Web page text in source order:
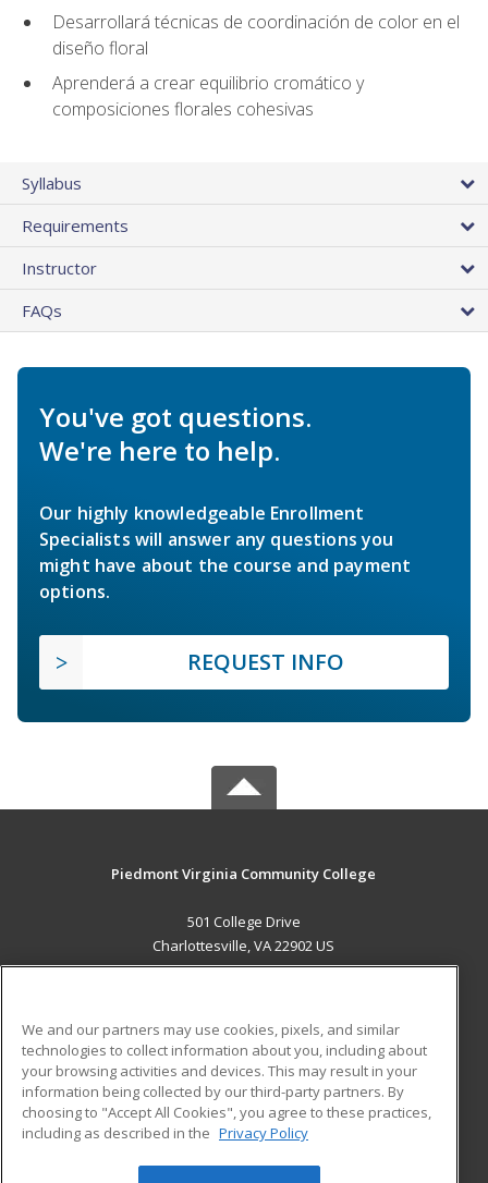
Desarrollará técnicas de coordinación de color en el
diseño floral
Aprenderá a crear equilibrio cromático y
composiciones florales cohesivas
Syllabus
Requirements
Instructor
FAQs
You've got questions.
We're here to help.
Our highly knowledgeable Enrollment
Specialists will answer any questions you
might have about the course and payment
options.
REQUEST INFO
Piedmont Virginia Community College
501 College Drive
Charlottesville, VA 22902 US
ADDITIONAL RESOURCES
Military
Financial Assistance
Help
Student Blog
We and our partners may use cookies, pixels, and similar
technologies to collect information about you, including about
your browsing activities and devices. This may result in your
information being collected by our third-party partners. By
choosing to "Accept All Cookies", you agree to these practices,
including as described in the Privacy Policy